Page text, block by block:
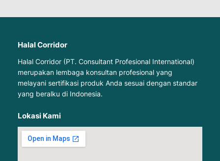
Halal Corridor
Halal Corridor (PT. Consultant Profesional International)
merupakan lembaga konsultan profesional yang
melayani sertifikasi produk Anda sesuai dengan standar
yang beralku di Indonesia.
Lokasi Kami